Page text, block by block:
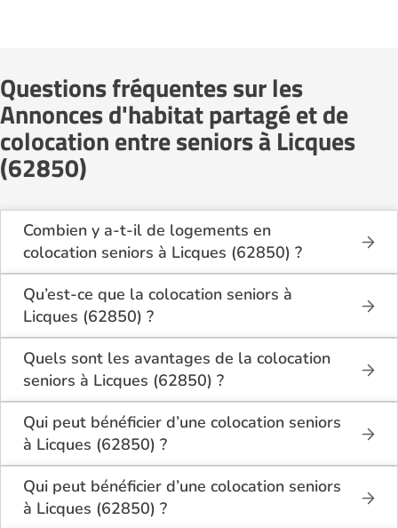
Questions fréquentes sur les
Annonces d'habitat partagé et de
colocation entre seniors à Licques
(62850)
Combien y a-t-il de logements en
colocation seniors à Licques (62850) ?
Sur Logement-seniors.com, on recense actuellement
1 offres de colocation seniors à Licques (62850) en
2026. Ces logements se situent dans différents
quartiers, à proximité des commerces, des
transports et des services médicaux.
Qu’est-ce que la colocation seniors à
Licques (62850) ?
La colocation seniors à Licques (62850) permet à
plusieurs personnes âgées de partager un même
logement pour rompre l’isolement, réduire les coûts
et vivre dans un cadre convivial. Chaque colocataire
dispose d’un espace privé (chambre, salle d’eau) et
partage les pièces communes comme le salon ou la
cuisine.
Quels sont les avantages de la colocation
seniors à Licques (62850) ?
La colocation seniors à Licques (62850) offre
plusieurs bénéfices :
Réduction des dépenses (loyer, charges,
courses).
Lutte contre l’isolement et maintien du lien
social.
Qui peut bénéficier d’une colocation seniors
à Licques (62850) ?
La colocation seniors s’adresse aux personnes
âgées autonomes ou semi-autonomes,
généralement âgées de plus de 60 ans, souhaitant
vivre à plusieurs tout en conservant leur
Qui peut bénéficier d’une colocation seniors
à Licques (62850) ?